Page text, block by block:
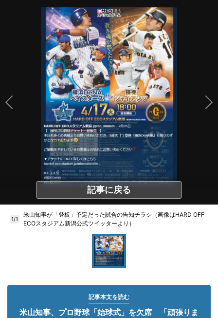
記事に戻る
1/1
米山知事が「登板」予定だった試合の告知チラシ（画像はHARD OFF
ECOスタジアム新潟公式ツイッターより）
記事本文を読む
米山知事、プロ野球「始球式」を欠席 「頑張りま